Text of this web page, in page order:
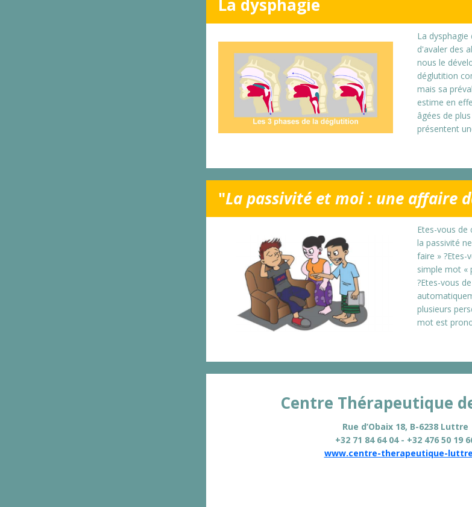
La dysphagie
La
d'avaler des
nous le
déglutition
mais sa
estime en
âgées de
présentent
"La passivité et moi : une affaire
Etes-vous de
la passivité
faire » ?Etes-
simple mot «
?Etes-vous
plusieurs
mot est
Centre Thérapeutique
Rue d’Obaix 18, B-6238 Luttre
+32 71 84 64 04 - +32 476 50 19
www.centre-therapeutique-